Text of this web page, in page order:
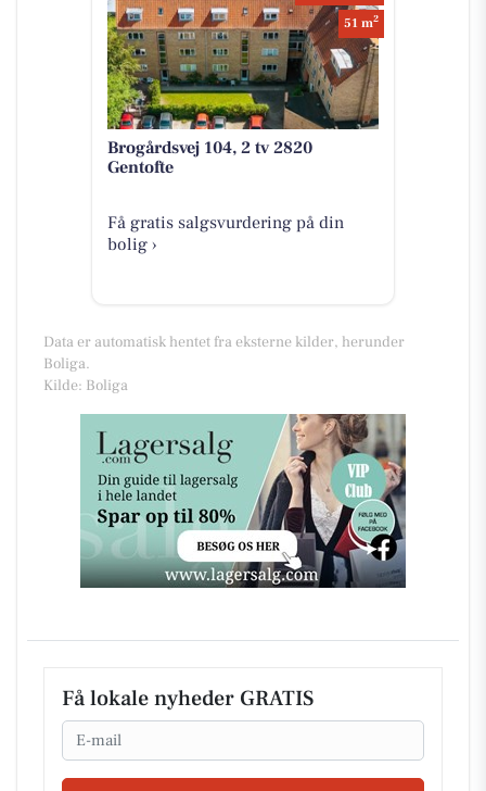
51 m2
Brogårdsvej 104, 2 tv 2820
Gentofte
Få gratis salgsvurdering på din
bolig ›
Data er automatisk hentet fra eksterne kilder, herunder
Boliga.
Kilde: Boliga
Få lokale nyheder GRATIS
Email